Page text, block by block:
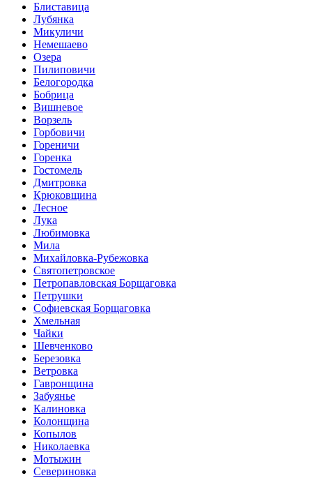
Блиставица
Лубянка
Микуличи
Немешаево
Озера
Пилиповичи
Белогородка
Бобрица
Вишневое
Ворзель
Горбовичи
Гореничи
Горенка
Гостомель
Дмитровка
Крюковщина
Лесное
Лука
Любимовка
Мила
Михайловка-Рубежовка
Святопетровское
Петропавловская Борщаговка
Петрушки
Софиевская Борщаговка
Хмельная
Чайки
Шевченково
Березовка
Ветровка
Гавронщина
Забуянье
Калиновка
Колонщина
Копылов
Николаевка
Мотыжин
Севериновка